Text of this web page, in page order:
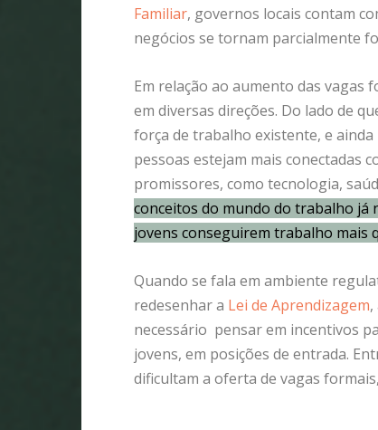
Familiar, governos locais contam
negócios se tornam parcialmente
Em relação ao aumento das
em diversas direções. Do lado de
força de trabalho existente, e
pessoas estejam mais conectadas
promissores, como tecnologia,
conceitos do mundo do trabalho já
jovens conseguirem trabalho mais
Quando se fala em ambiente
redesenhar a Lei de Aprendizagem
necessário pensar em incentivos
jovens, em posições de entrada.
dificultam a oferta de vagas